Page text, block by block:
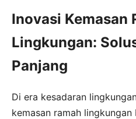
Inovasi Kemasan
Lingkungan:
Panjang
Di era kesadaran
kemasan ramah